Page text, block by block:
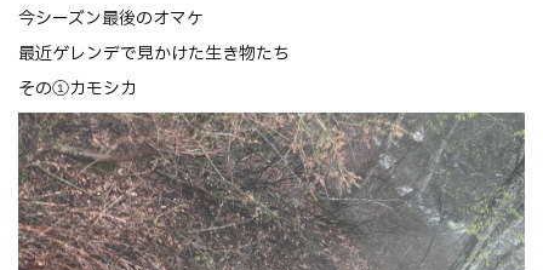
今シーズン最後のオマケ
最近ゲレンデで見かけた生き物たち
その①カモシカ